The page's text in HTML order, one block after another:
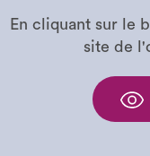
En cliquant sur le
site de